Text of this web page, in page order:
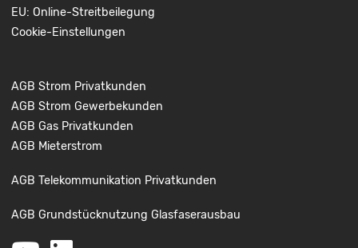
EU: Online-Streitbeilegung
Cookie-Einstellungen
AGB Strom Privatkunden
AGB Strom Gewerbekunden
AGB Gas Privatkunden
AGB Mieterstrom
AGB Telekommunikation Privatkunden
AGB Grundstücknutzung Glasfaserausbau